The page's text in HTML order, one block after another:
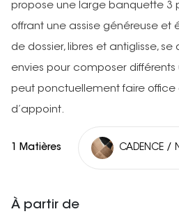
propose une large banquette 3
offrant une assise généreuse et
de dossier, libres et antiglisse,
envies pour composer
peut ponctuellement faire
d’appoint.
1 Matières CADENCE /
À partir de